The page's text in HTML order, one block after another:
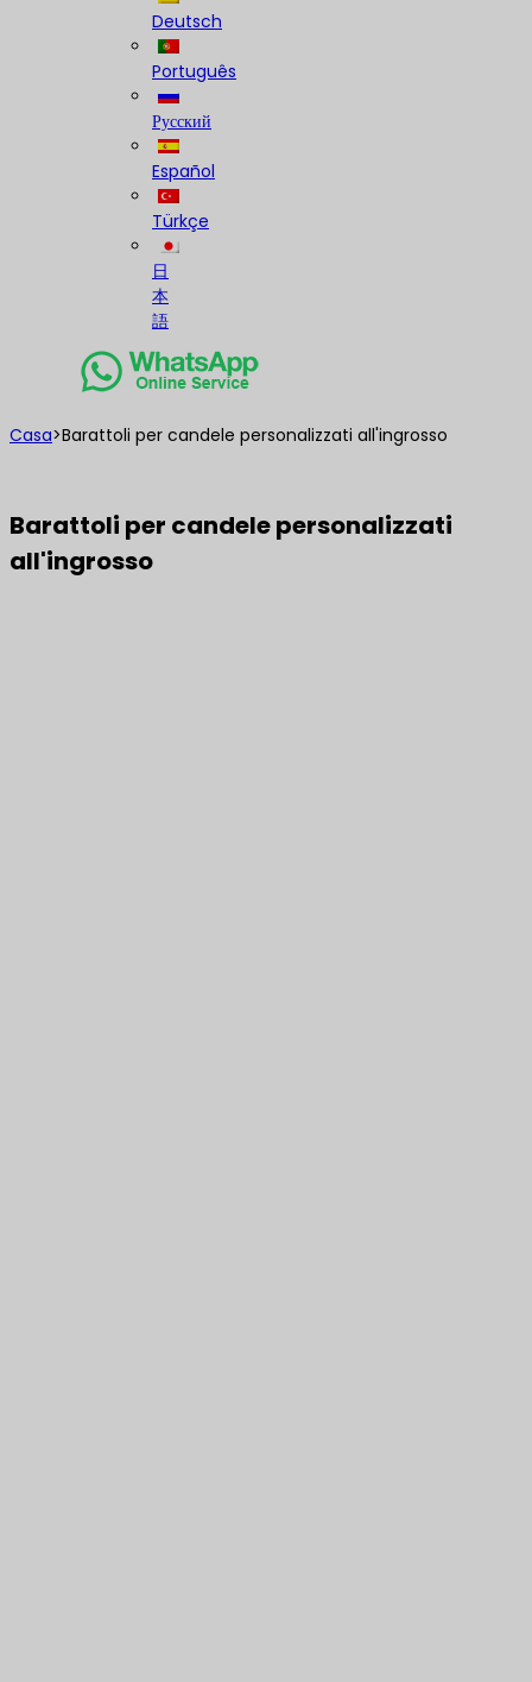
Deutsch
Português
Русский
Español
Türkçe
日
本
語
Casa>Barattoli per candele personalizzati all'ingrosso
Barattoli per candele personalizzati
all'ingrosso